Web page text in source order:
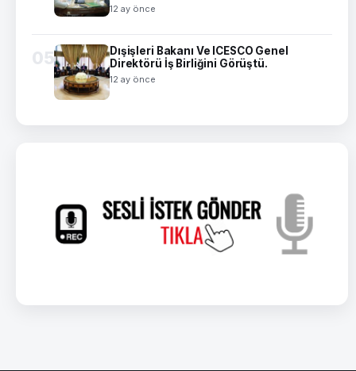
12 ay önce
05
Dışişleri Bakanı Ve ICESCO Genel
Direktörü İş Birliğini Görüştü.
12 ay önce